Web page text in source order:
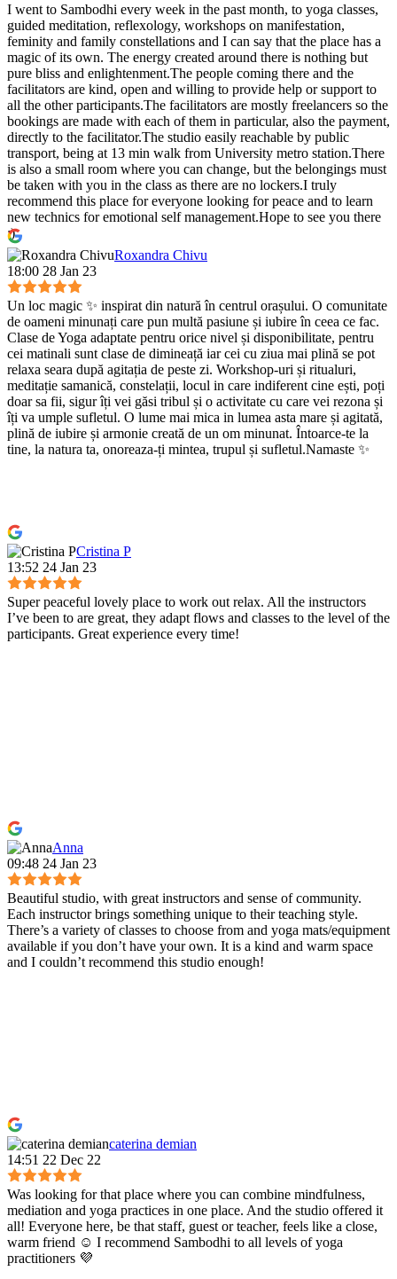
I went to Sambodhi every week in the past month, to yoga classes,
guided meditation, reflexology, workshops on manifestation,
feminity and family constellations and I can say that the place has a
magic of its own. The energy created around there is nothing but
pure bliss and enlightenment.The people coming there and the
facilitators are kind, open and willing to provide help or support to
all the other participants.The facilitators are mostly freelancers so the
bookings are made with each of them in particular, also the payment,
directly to the facilitator.The studio easily reachable by public
transport, being at 13 min walk from University metro station.There
is also a small room where you can change, but the belongings must
be taken with you in the class as there are no lockers.I truly
recommend this place for everyone looking for peace and to learn
new technics for emotional self management.Hope to see you there
:)
Roxandra Chivu
18:00 28 Jan 23
Un loc magic ✨ inspirat din natură în centrul orașului. O comunitate
de oameni minunați care pun multă pasiune și iubire în ceea ce fac.
Clase de Yoga adaptate pentru orice nivel și disponibilitate, pentru
cei matinali sunt clase de dimineață iar cei cu ziua mai plină se pot
relaxa seara după agitația de peste zi. Workshop-uri și ritualuri,
meditație samanică, constelații, locul in care indiferent cine ești, poți
doar sa fii, sigur îți vei găsi tribul și o activitate cu care vei rezona și
îți va umple sufletul. O lume mai mica in lumea asta mare și agitată,
plină de iubire și armonie creată de un om minunat. Întoarce-te la
tine, la natura ta, onoreaza-ți mintea, trupul și sufletul.Namaste ✨
Cristina P
13:52 24 Jan 23
Super peaceful lovely place to work out relax. All the instructors
I’ve been to are great, they adapt flows and classes to the level of the
participants. Great experience every time!
Anna
09:48 24 Jan 23
Beautiful studio, with great instructors and sense of community.
Each instructor brings something unique to their teaching style.
There’s a variety of classes to choose from and yoga mats/equipment
available if you don’t have your own. It is a kind and warm space
and I couldn’t recommend this studio enough!
caterina demian
14:51 22 Dec 22
Was looking for that place where you can combine mindfulness,
mediation and yoga practices in one place. And the studio offered it
all! Everyone here, be that staff, guest or teacher, feels like a close,
warm friend ☺️ I recommend Sambodhi to all levels of yoga
practitioners 💜